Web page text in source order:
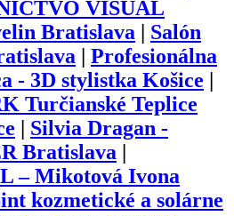
VISUAL
Bratislava
Salón
Profesionálna
- 3D stylistka Košice
Turčianské Teplice
Silvia Dragan -
Bratislava
– Mikotová Ivona
kozmetické a solárne